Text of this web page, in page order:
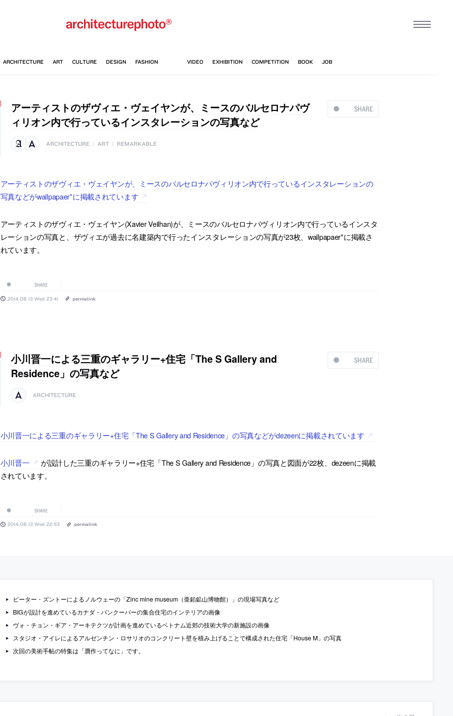
SHARE
アーティストのザヴィエ・ヴェイヤンが、ミースのバルセロナパヴ
ィリオン内で行っているインスタレーションの写真など
ARCHITECTURE | ART | REMARKABLE
アーティストのザヴィエ・ヴェイヤンが、ミースのバルセロナパヴィリオン内で行っているインスタレーションの
写真などがwallpapaer*に掲載されています
アーティストのザヴィエ・ヴェイヤン(Xavier Veilhan)が、ミースのバルセロナパヴィリオン内で行っているインスタ
レーションの写真と、ザヴィエが過去に名建築内で行ったインスタレーションの写真が23枚、wallpapaer*に掲載さ
れています。
SHARE
2014.08.13 Wed 23:41 permalink
SHARE
小川晋一による三重のギャラリー+住宅「The S Gallery and
Residence」の写真など
ARCHITECTURE
小川晋一による三重のギャラリー+住宅「The S Gallery and Residence」の写真などがdezeenに掲載されています
小川晋一
が設計した三重のギャラリー+住宅「The S Gallery and Residence」の写真と図面が22枚、dezeenに掲載
されています。
SHARE
2014.08.13 Wed 22:53 permalink
ピーター・ズントーによるノルウェーの「Zinc mine museum（亜鉛鉱山博物館）」の現場写真など
BIGが設計を進めているカナダ・バンクーバーの集合住宅のインテリアの画像
ヴォ・チョン・ギア・アーキテクツが計画を進めているベトナム近郊の技術大学の新施設の画像
スタジオ・アイレによるアルゼンチン・ロサリオのコンクリート壁を積み上げることで構成された住宅「House M」の写真
次回の美術手帖の特集は「贋作ってなに」です。